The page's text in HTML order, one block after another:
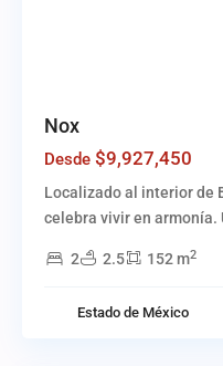
Nox
Desde $9,927,450
Localizado al interior de
celebra vivir en armonía.
2 2.5 152 m2
Estado de México
,